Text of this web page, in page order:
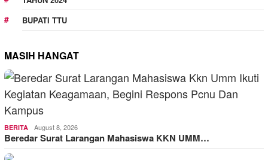
BUPATI TTU
MASIH HANGAT
BERITA August 8, 2026
Beredar Surat Larangan Mahasiswa KKN UMM…